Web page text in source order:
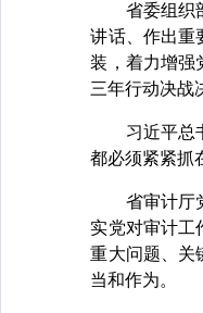
省委组织部
讲话、作出重
装，着力增强
三年行动决战
习近平总书
都必须紧紧抓
省审计厅党
实党对审计工
重大问题、关
当和作为。